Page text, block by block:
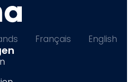
Français English